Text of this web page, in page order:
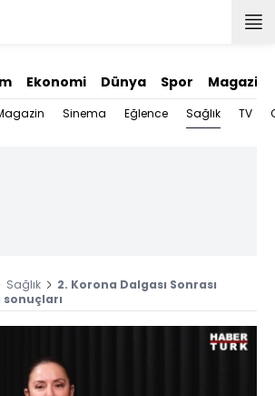
Ekonomi Dünya Spor Magazin
Sinema Eğlence Sağlık TV
Sağlık
2. Korona Dalgası Sonrası